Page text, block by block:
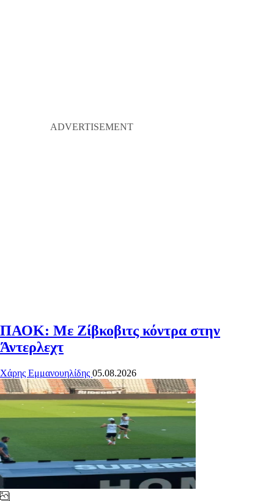
ΠΑΟΚ: Με Ζίβκοβιτς κόντρα στην
Άντερλεχτ
Χάρης Εμμανουηλίδης 05.08.2026